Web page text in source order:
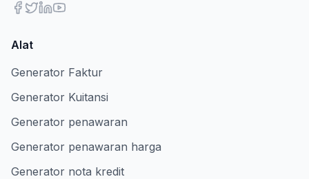
Alat
Generator Faktur
Generator Kuitansi
Generator penawaran
Generator penawaran harga
Generator nota kredit